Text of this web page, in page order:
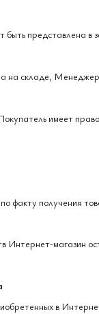
представлена ​​в
на складе,
имеет
факту получения
Интернет-магазин
в